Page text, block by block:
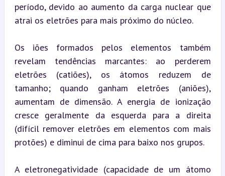
período, devido ao aumento da carga nuclear que
atrai os eletrões para mais próximo do núcleo.
Os iões formados pelos elementos também
revelam tendências marcantes: ao perderem
eletrões (catiões), os átomos reduzem de
tamanho; quando ganham eletrões (aniões),
aumentam de dimensão. A energia de ionização
cresce geralmente da esquerda para a direita
(difícil remover eletrões em elementos com mais
protões) e diminui de cima para baixo nos grupos.
A eletronegatividade (capacidade de um átomo